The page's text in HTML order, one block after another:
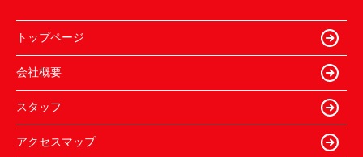
トップページ
会社概要
スタッフ
アクセスマップ